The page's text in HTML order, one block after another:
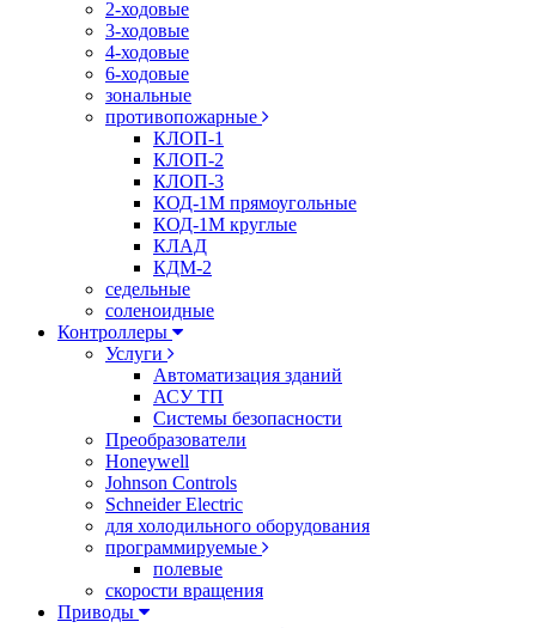
2-ходовые
3-ходовые
4-ходовые
6-ходовые
зональные
противопожарные
КЛОП-1
КЛОП-2
КЛОП-3
КОД-1М прямоугольные
КОД-1М круглые
КЛАД
КДМ-2
седельные
соленоидные
Контроллеры
Услуги
Автоматизация зданий
АСУ ТП
Системы безопасности
Преобразователи
Honeywell
Johnson Controls
Schneider Electric
для холодильного оборудования
программируемые
полевые
скорости вращения
Приводы